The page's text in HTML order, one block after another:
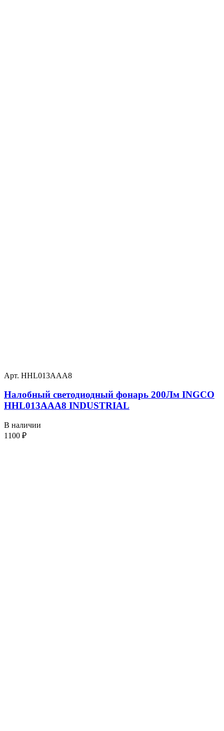
Арт. HHL013AAA8
Налобный светодиодный фонарь 200Лм INGCO
HHL013AAA8 INDUSTRIAL
В наличии
1100 ₽